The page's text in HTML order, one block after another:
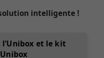
intelligente !
et le kit